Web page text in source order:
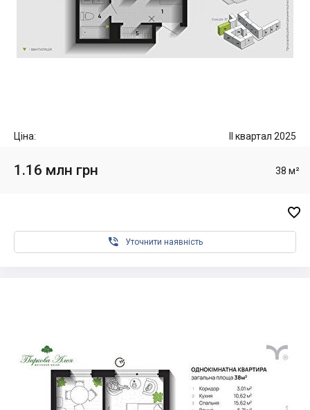
Ціна: II квартал 2025
1.16 млн грн 38 м²

 Уточнити наявність